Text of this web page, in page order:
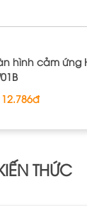
hình cảm ứng
THỨC